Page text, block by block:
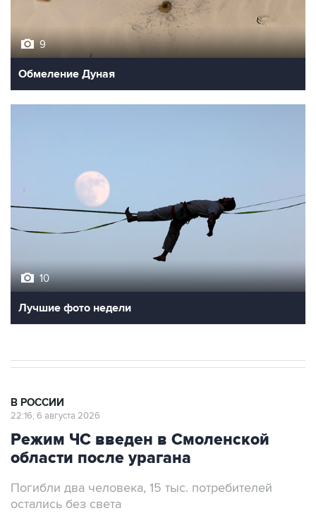
9
Обмеление Дуная
10
Лучшие фото недели
В РОССИИ
22:16, 6 августа 2026
Режим ЧС введен в Смоленской
области после урагана
Погибли два человека, 15 тыс. потребителей
остались без света